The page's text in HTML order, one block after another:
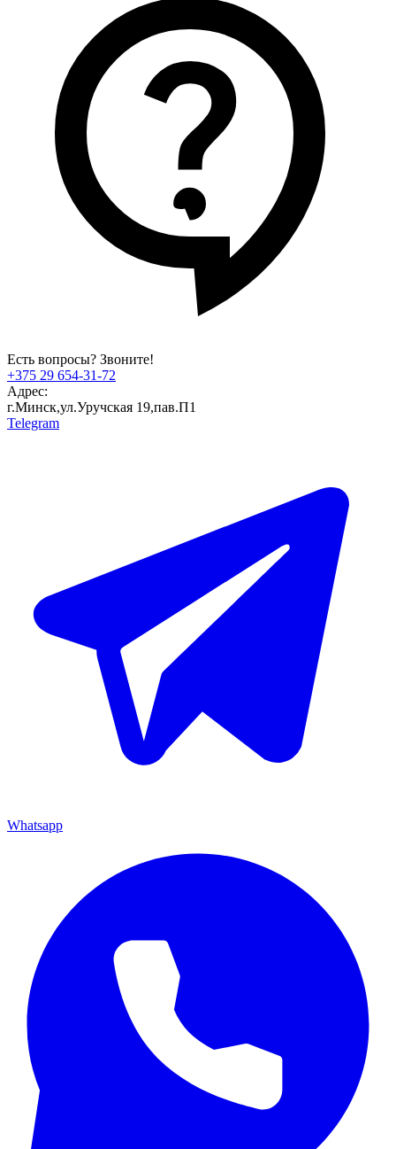
Есть вопросы? Звоните!
+375 29 654-31-72
Адрес:
г.Минск,ул.Уручская 19,пав.П1
Telegram
Whatsapp